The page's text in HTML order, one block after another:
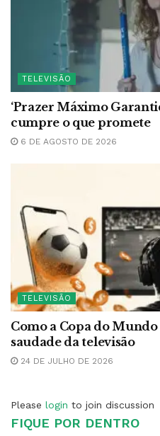
TELEVISÃO
‘Prazer Máximo
cumpre o que promete
6 DE AGOSTO DE 2026
TELEVISÃO
Como a Copa do
saudade da televisão
24 DE JULHO DE 2026
Please login to join discussion
FIQUE POR DENTRO